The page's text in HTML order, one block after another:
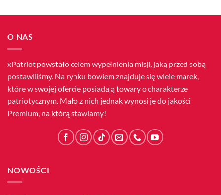
O NAS
xPatriot powstało celem wypełnienia misji, jaką przed sobą
postawiliśmy. Na rynku bowiem znajduje się wiele marek,
które w swojej ofercie posiadają towary o charakterze
patriotycznym. Mało z nich jednak wynosi je do jakości
Premium, na którą stawiamy!
NOWOŚCI